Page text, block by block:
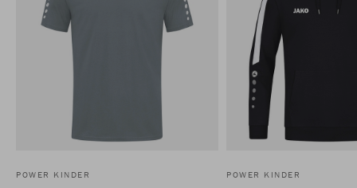
POWER KINDER POWER KINDER